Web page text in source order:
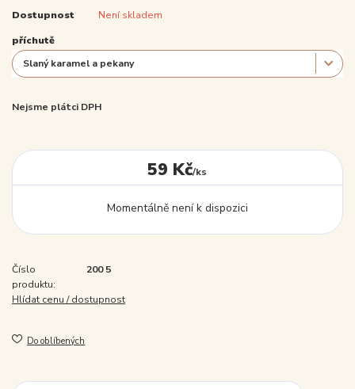
Dostupnost Není skladem
příchutě
Nejsme plátci DPH
59 Kč/ks
Momentálně není k dispozici
Číslo
produktu:
200 5
Hlídat cenu / dostupnost
Do oblíbených